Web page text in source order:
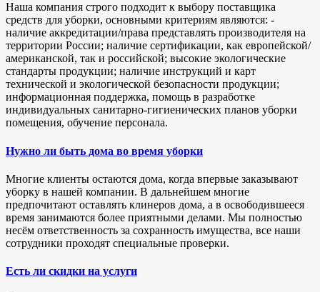
Наша компания строго подходит к выбору поставщика
средств для уборки, основными критериям являются: -
наличие аккредитации/права представлять производителя на
территории России; наличие сертификации, как европейской/
американской, так и российской; высокие экологические
стандарты продукции; наличие инструкций и карт
технической и экологической безопасности продукции;
информационная поддержка, помощь в разработке
индивидуальных санитарно-гигиенических планов уборки
помещения, обучение персонала.
Нужно ли быть дома во время уборки
Многие клиенты остаются дома, когда впервые заказывают
уборку в нашей компании. В дальнейшем многие
предпочитают оставлять клинеров дома, а в освободившееся
время занимаются более приятными делами. Мы полностью
несём ответственность за сохранность имущества, все наши
сотрудники проходят специальные проверки.
Есть ли скидки на услуги